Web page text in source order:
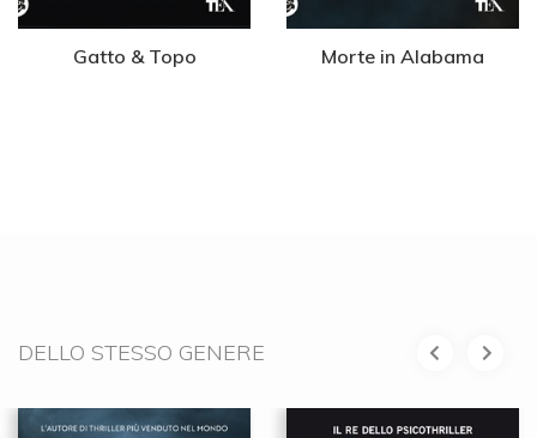
Gatto & Topo Morte in Alabama
DELLO STESSO GENERE